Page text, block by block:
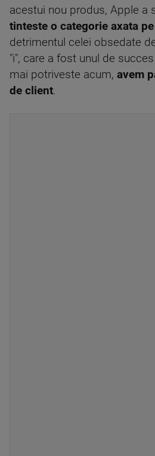
acestui nou produs, Apple a
tinteste o categorie axata
detrimentul celei obsedate
"i", care a fost unul de
mai potriveste acum, avem
de client.